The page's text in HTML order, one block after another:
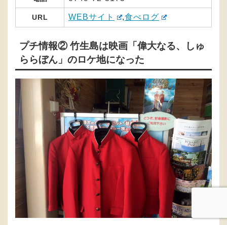
URL WEBサイト ,食べログ
プチ情報② 竹生島は映画「偉大なる、しゅ
ららぼん」のロケ地になった